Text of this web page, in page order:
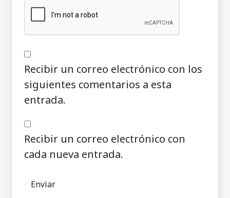
Recibir un correo electrónico con los
siguientes comentarios a esta
entrada.
Recibir un correo electrónico con
cada nueva entrada.